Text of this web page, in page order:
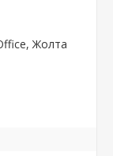
Жолта